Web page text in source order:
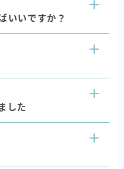
いいですか？
した